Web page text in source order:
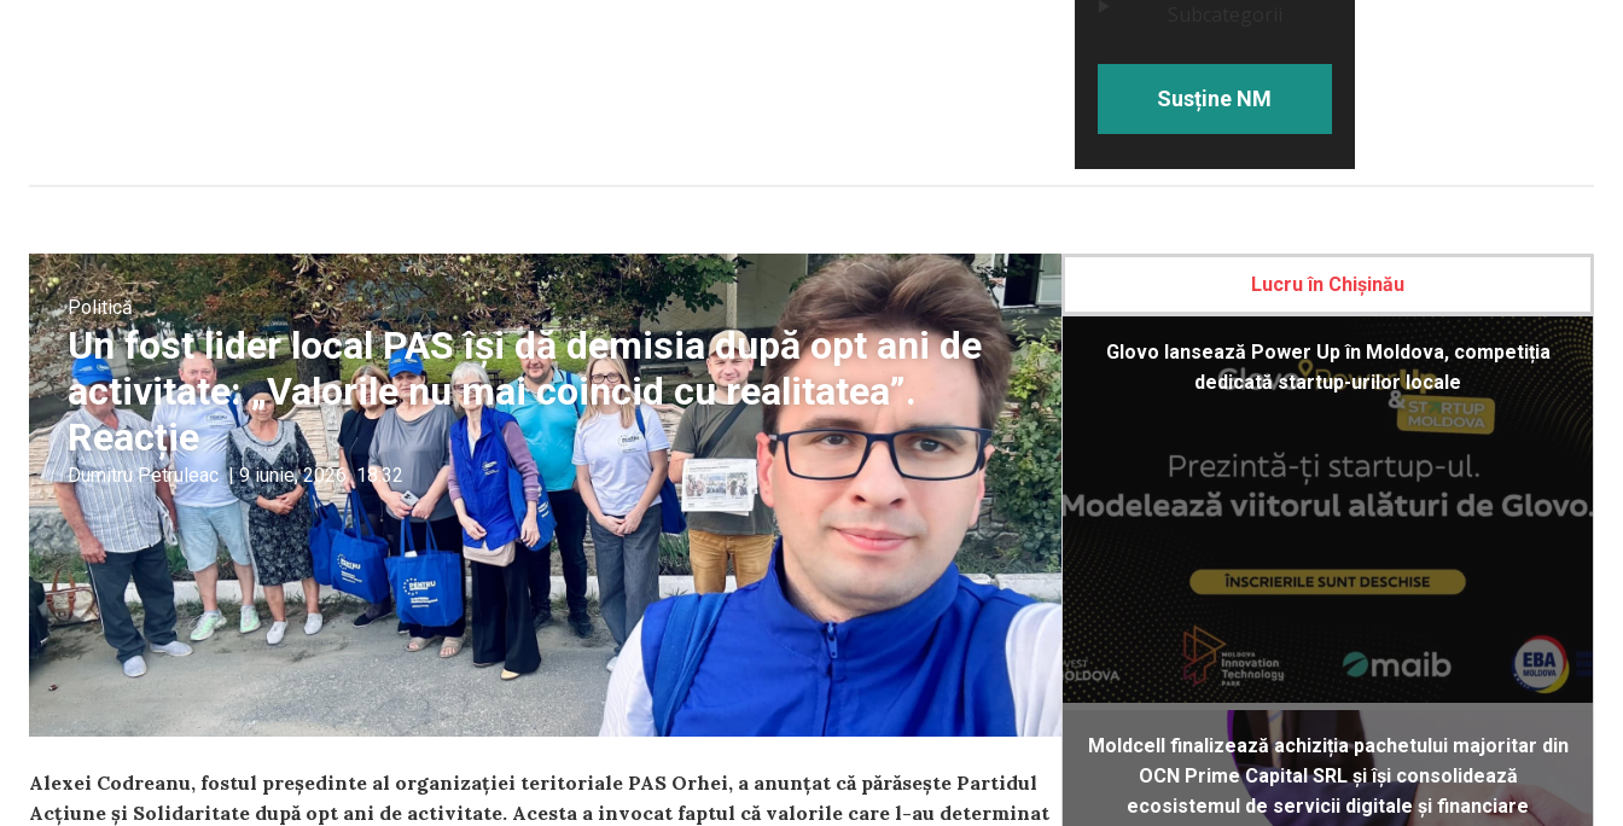
Susține NM
Politică
Un fost lider local PAS își dă demisia după opt ani de
activitate: „Valorile nu mai coincid cu realitatea”.
Reacție
Dumitru Petruleac | 9 iunie, 2026 18:32
Alexei Codreanu, fostul președinte al organizației teritoriale PAS Orhei, a anunțat că părăsește Partidul
Acțiune și Solidaritate după opt ani de activitate. Acesta a invocat faptul că valorile care l-au determinat
Lucru în Chișinău
Glovo lansează Power Up în Moldova, competiția
dedicată startup-urilor locale
Moldcell finalizează achiziția pachetului majoritar din
OCN Prime Capital SRL și își consolidează
ecosistemul de servicii digitale și financiare